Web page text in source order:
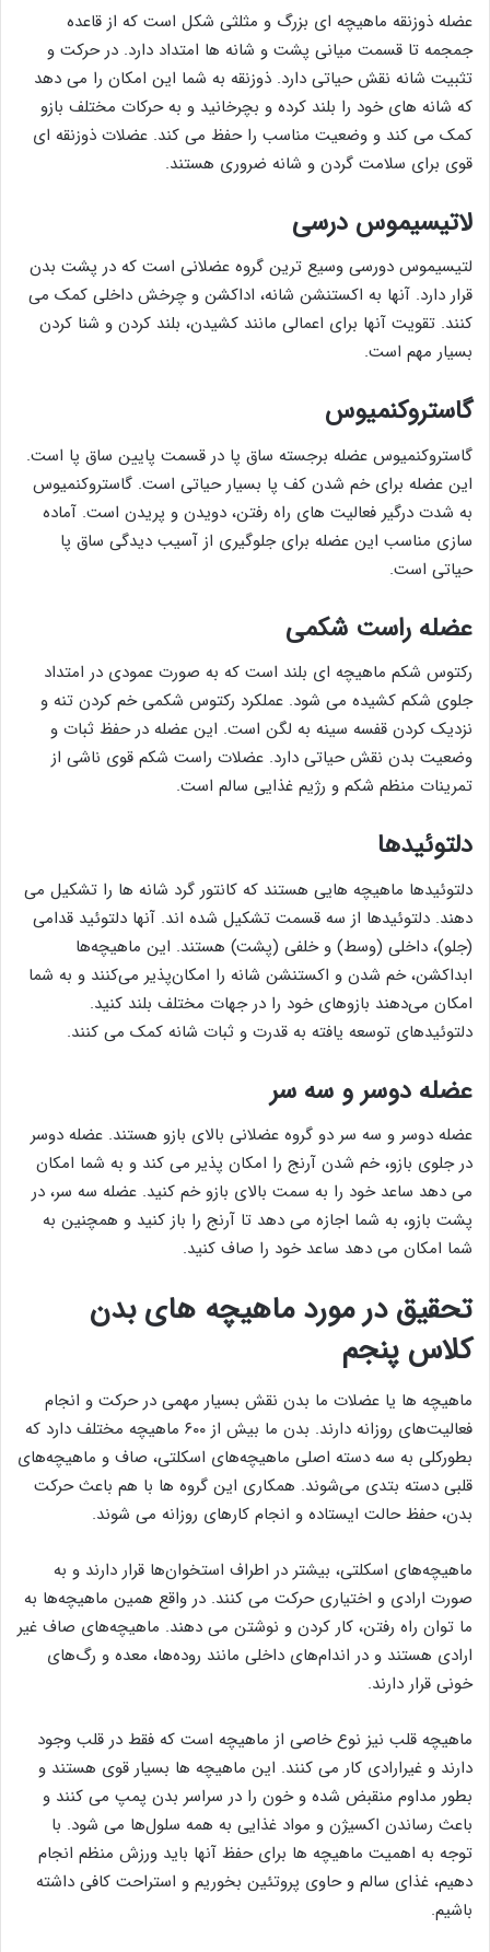
عضله ذوزنقه ماهیچه ای بزرگ و مثلثی شکل است که از قاعده
جمجمه تا قسمت میانی پشت و شانه ها امتداد دارد. در حرکت و
تثبیت شانه نقش حیاتی دارد. ذوزنقه به شما این امکان را می دهد
که شانه های خود را بلند کرده و بچرخانید و به حرکات مختلف بازو
کمک می کند و وضعیت مناسب را حفظ می کند. عضلات ذوزنقه ای
قوی برای سلامت گردن و شانه ضروری هستند.
لاتیسیموس درسی
لتیسیموس دورسی وسیع ترین گروه عضلانی است که در پشت بدن
قرار دارد. آنها به اکستنشن شانه، اداکشن و چرخش داخلی کمک می
کنند. تقویت آنها برای اعمالی مانند کشیدن، بلند کردن و شنا کردن
بسیار مهم است.
گاستروکنمیوس
گاستروکنمیوس عضله برجسته ساق پا در قسمت پایین ساق پا است.
این عضله برای خم شدن کف پا بسیار حیاتی است. گاستروکنمیوس
به شدت درگیر فعالیت های راه رفتن، دویدن و پریدن است. آماده
سازی مناسب این عضله برای جلوگیری از آسیب دیدگی ساق پا
حیاتی است.
عضله راست شکمی
رکتوس شکم ماهیچه ای بلند است که به صورت عمودی در امتداد
جلوی شکم کشیده می شود. عملکرد رکتوس شکمی خم کردن تنه و
نزدیک کردن قفسه سینه به لگن است. این عضله در حفظ ثبات و
وضعیت بدن نقش حیاتی دارد. عضلات راست شکم قوی ناشی از
تمرینات منظم شکم و رژیم غذایی سالم است.
دلتوئیدها
دلتوئیدها ماهیچه هایی هستند که کانتور گرد شانه ها را تشکیل می
دهند. دلتوئیدها از سه قسمت تشکیل شده اند. آنها دلتوئید قدامی
(جلو)، داخلی (وسط) و خلفی (پشت) هستند. این ماهیچه‌ها
ابداکشن، خم شدن و اکستنشن شانه را امکان‌پذیر می‌کنند و به شما
امکان می‌دهند بازوهای خود را در جهات مختلف بلند کنید.
دلتوئیدهای توسعه یافته به قدرت و ثبات شانه کمک می کنند.
عضله دوسر و سه سر
عضله دوسر و سه سر دو گروه عضلانی بالای بازو هستند. عضله دوسر
در جلوی بازو، خم شدن آرنج را امکان پذیر می کند و به شما امکان
می دهد ساعد خود را به سمت بالای بازو خم کنید. عضله سه سر، در
پشت بازو، به شما اجازه می دهد تا آرنج را باز کنید و همچنین به
شما امکان می دهد ساعد خود را صاف کنید.
تحقیق در مورد ماهیچه های بدن
کلاس پنجم
ماهیچه ‌ها یا عضلات ما بدن نقش بسیار مهمی در حرکت و انجام
فعالیت‌های روزانه دارند. بدن ما بیش از ۶۰۰ ماهیچه مختلف دارد که
بطورکلی به سه دسته اصلی ماهیچه‌های اسکلتی، صاف و ماهیچه‌های
قلبی دسته بتدی می‌شوند. همکاری این گروه ها با هم باعث حرکت
بدن، حفظ حالت ایستاده و انجام کارهای روزانه می‌ شوند.
ماهیچه‌های اسکلتی، بیشتر در اطراف استخوان‌ها قرار دارند و به
صورت ارادی و اختیاری حرکت می کنند. در واقع همین ماهیچه‌ها به
ما توان راه رفتن، کار کردن و نوشتن می دهند. ماهیچه‌های صاف غیر
ارادی هستند و در اندام‌های داخلی مانند روده‌ها، معده و رگ‌های
خونی قرار دارند.
ماهیچه قلب نیز نوع خاصی از ماهیچه است که فقط در قلب وجود
دارند و غیرارادی کار می ‌کنند. این ماهیچه ها بسیار قوی هستند و
بطور مداوم منقبض شده و خون را در سراسر بدن پمپ می کنند و
باعث رساندن اکسیژن و مواد غذایی به همه سلول‌ها می شود. با
توجه به اهمیت ماهیچه ها برای حفظ آنها باید ورزش منظم انجام
دهیم، غذای سالم و حاوی پروتئین بخوریم و استراحت کافی داشته
باشیم.